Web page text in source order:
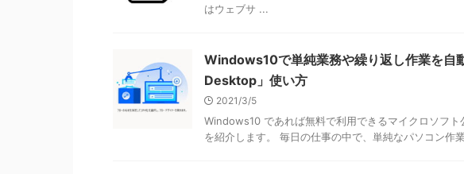
はウェブサ ...
Windows10で単純業務や繰り返し作業を
Desktop」使い方
2021/3/5
Windows10 であれば無料で利用できるマイクロソフ
を紹介します。 毎日の仕事の中で、単純なパソコン作